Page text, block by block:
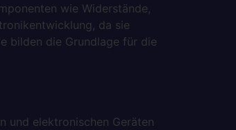
wie Widerstände,
da sie
bilden die Grundlage für die
und elektronischen Geräten